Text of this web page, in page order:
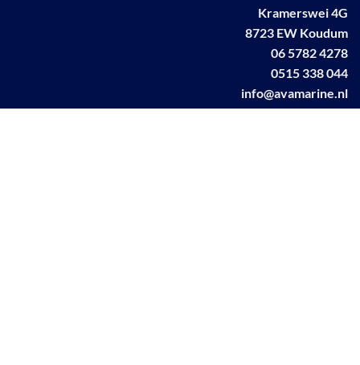
Kramerswei 4G
8723 EW Koudum
06 5782 4278
0515 338 044
info@avamarine.nl